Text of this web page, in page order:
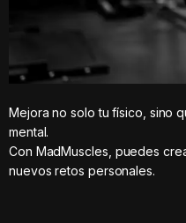
Mejora no solo tu físico, sino
mental.
Con MadMuscles, puedes
nuevos retos personales.